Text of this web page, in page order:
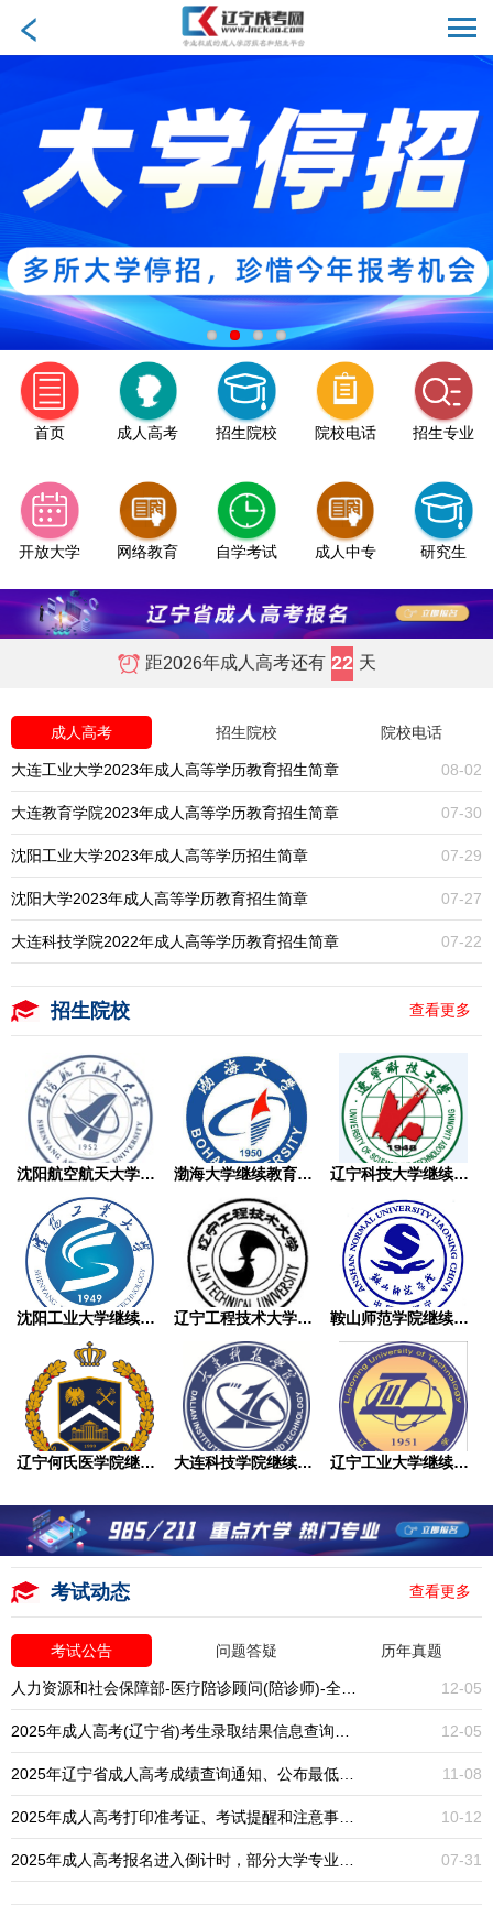
首页 成人高考 招生院校 院校电话 招生专业
开放大学 网络教育 自学考试 成人中专 研究生
距2026年成人高考还有 22 天
成人高考 招生院校 院校电话
08-02
大连工业大学2023年成人高等学历教育招生简章
07-30
大连教育学院2023年成人高等学历教育招生简章
07-29
沈阳工业大学2023年成人高等学历招生简章
07-27
沈阳大学2023年成人高等学历教育招生简章
07-22
大连科技学院2022年成人高等学历教育招生简章
招生院校 查看更多
沈阳航空航天大学继续教育学院成人高考 渤海大学继续教育学院成人高考 辽宁科技大学继续教育学院成人高考
沈阳工业大学继续教育学院成人高考 辽宁工程技术大学继续教育学院成人高考 鞍山师范学院继续教育学院成人高考
辽宁何氏医学院继续教育学院成人高考 大连科技学院继续教育学院成人高考 辽宁工业大学继续教育学院成人高考
考试动态 查看更多
考试公告 问题答疑 历年真题
12-05
12-05
11-08
10-12
07-31